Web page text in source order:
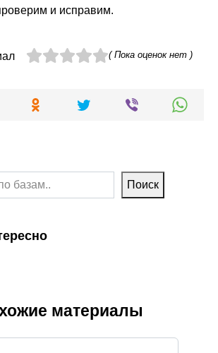
и исправим.
( Пока оценок нет )
Поиск
материалы